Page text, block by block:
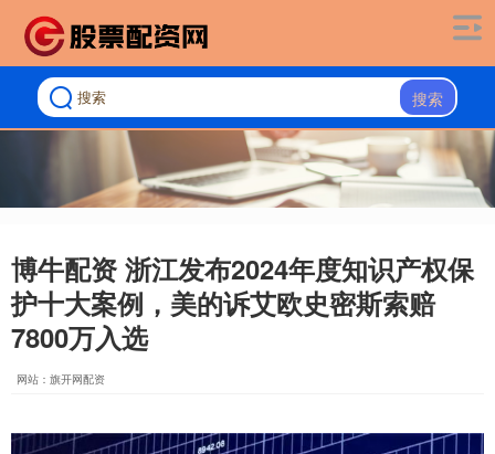
搜索
博牛配资 浙江发布2024年度知识产权保
护十大案例，美的诉艾欧史密斯索赔
7800万入选
网站：旗开网配资